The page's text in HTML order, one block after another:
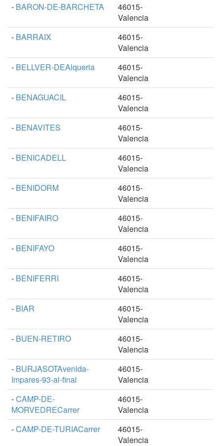
- BARON-DE-BARCHETA
46015-
Valencia
- BARRAIX
46015-
Valencia
- BELLVER-DEAlqueria
46015-
Valencia
- BENAGUACIL
46015-
Valencia
- BENAVITES
46015-
Valencia
- BENICADELL
46015-
Valencia
- BENIDORM
46015-
Valencia
- BENIFAIRO
46015-
Valencia
- BENIFAYO
46015-
Valencia
- BENIFERRI
46015-
Valencia
- BIAR
46015-
Valencia
- BUEN-RETIRO
46015-
Valencia
- BURJASOTAvenida-
Impares-93-al-final
46015-
Valencia
-CAMP-DE-
MORVEDRECarrer
46015-
Valencia
-CAMP-DE-TURIACarrer
46015-
Valencia